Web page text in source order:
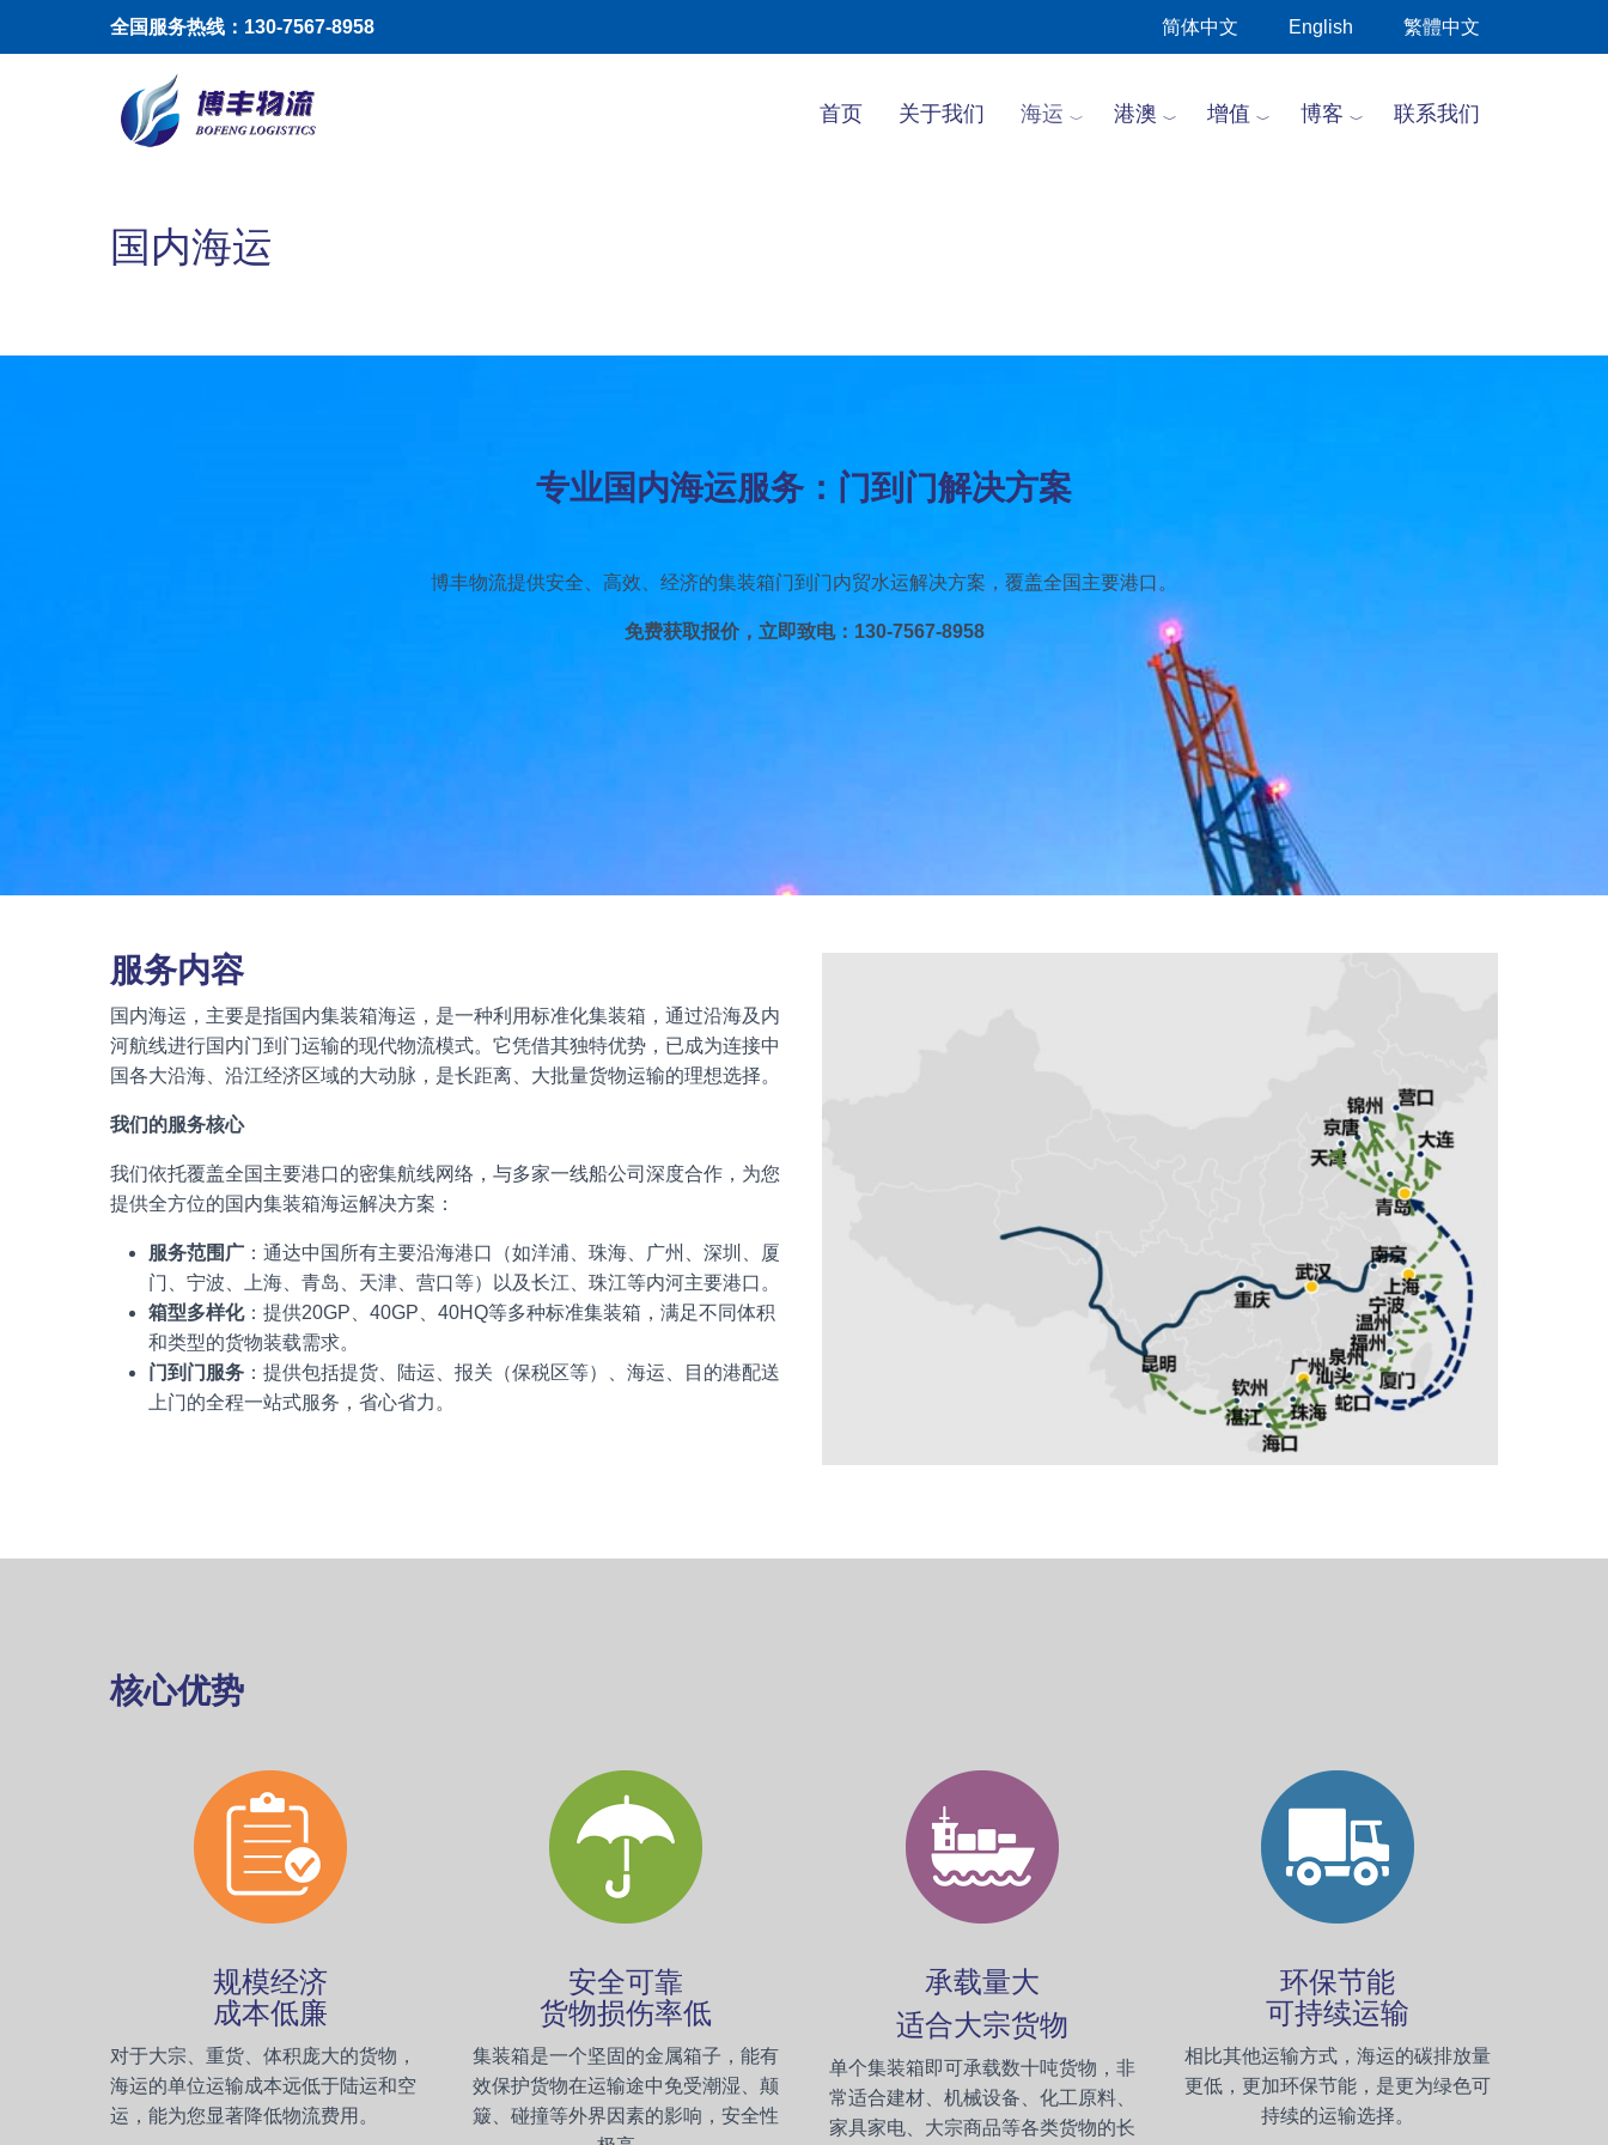
跳转到主要内容
全国服务热线：130-7567-8958 简体中文 English 繁體中文
首页 关于我们 海运 港澳 增值 博客 联系我们
国内海运
专业国内海运服务：门到门解决方案
博丰物流提供安全、高效、经济的集装箱门到门内贸水运解决方案，覆盖全国主要港口。
免费获取报价，立即致电： 130-7567-8958
服务内容
国内海运，主要是指国内集装箱海运，是一种利用标准化集装箱，通过沿海及内
河航线进行国内门到门运输的现代物流模式。它凭借其独特优势，已成为连接中
国各大沿海、沿江经济区域的大动脉，是长距离、大批量货物运输的理想选择。
我们的服务核心
我们依托覆盖全国主要港口的密集航线网络，与多家一线船公司深度合作，为您
提供全方位的国内集装箱海运解决方案：
服务范围广 ：通达中国所有主要沿海港口（如洋浦、珠海、广州、深圳、厦
门、宁波、上海、青岛、天津、营口等）以及长江、珠江等内河主要港口。
箱型多样化：提供20GP 40GP 40HQ等多种标准集装箱，满足不同体积
和类型的货物装载需求。
门到门服务 ：提供包括提货、陆运、报关（保税区等）、海运、目的港配送
上门的全程一站式服务，省心省力。
核心优势
规模经济
成本低廉
对于大宗、重货、体积庞大的货物，
海运的单位运输成本远低于陆运和空
运，能为您显著降低物流费用。
安全可靠
货物损伤率低
集装箱是一个坚固的金属箱子，能有
效保护货物在运输途中免受潮湿、颠
簸、碰撞等外界因素的影响，安全性
承载量大
适合大宗货物
单个集装箱即可承载数十吨货物，非
常适合建材、机械设备、化工原料、
家具家电、大宗商品等各类货物的长
环保节能
可持续运输
相比其他运输方式，海运的碳排放量
更低，更加环保节能，是更为绿色可
持续的运输选择。